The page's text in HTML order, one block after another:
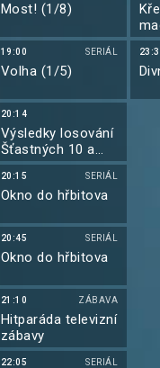
Most! (1/8)
19:00 SERIÁL
Volha (1/5)
20:14
Výsledky losování
Šťastných 10 a
Extra Renty
20:15 SERIÁL
Okno do hřbitova
20:45 SERIÁL
Okno do hřbitova
21:10 ZÁBAVA
Hitparáda televizní
zábavy
22:05 SERIÁL